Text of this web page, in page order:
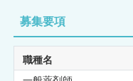
募集要項
職種名